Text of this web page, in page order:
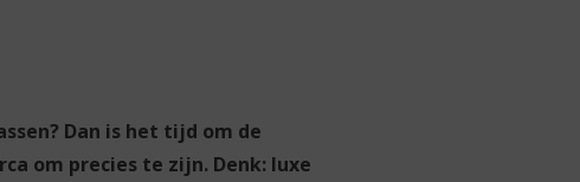
Dan is het tijd om de
om precies te zijn. Denk: luxe